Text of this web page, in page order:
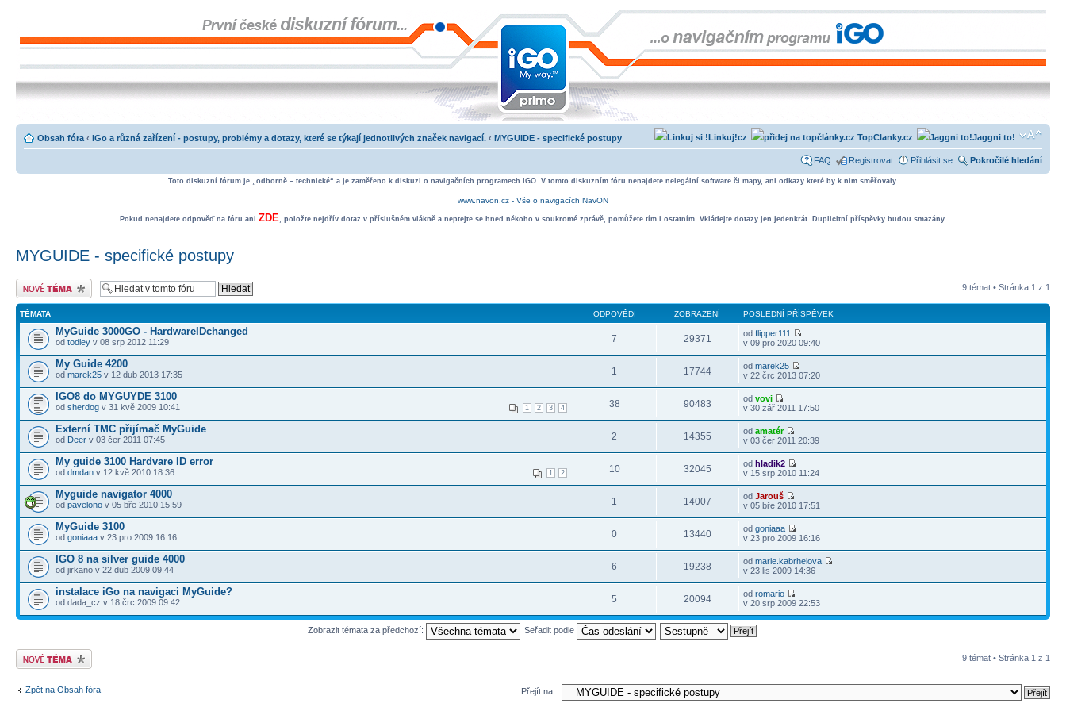
Obsah fóra ‹ iGo a různá zařízení - postupy, problémy a dotazy, které se týkají jednotlivých značek navigací. ‹ MYGUIDE - specifické postupy Jaggni to!
TopClanky.cz
Linkuj!cz
FAQ Registrovat Přihlásit se Pokročilé hledání
Toto diskuzní fórum je „odborně – technické“ a je zaměřeno k diskuzi o navigačních programech IGO. V tomto diskuzním fóru nenajdete nelegální software či mapy, ani odkazy které by k nim směřovaly.
www.navon.cz - Vše o navigacích NavON
Pokud nenajdete odpověď na fóru ani ZDE, položte nejdřív dotaz v příslušném vlákně a neptejte se hned někoho v soukromé zprávě, pomůžete tím i ostatním. Vkládejte dotazy jen jedenkrát. Duplicitní příspěvky budou smazány.
MYGUIDE - specifické postupy
Odeslat nové téma 9 témat • Stránka 1 z 1
TÉMATA ODPOVĚDI ZOBRAZENÍ POSLEDNÍ PŘÍSPĚVEK
MyGuide 3000GO - HardwareIDchanged
od todley v 08 srp 2012 11:29 7 29371 odflipper111
v 09 pro 2020 09:40
My Guide 4200
od marek25 v 12 dub 2013 17:35 1 17744 odmarek25
v 22 črc 2013 07:20
IGO8 do MYGUYDE 3100
1 2 3 4
od sherdog v 31 kvě 2009 10:41 38 90483 odvovi
v 30 zář 2011 17:50
Externí TMC přijímač MyGuide
od Deer v 03 čer 2011 07:45 2 14355 odamatér
v 03 čer 2011 20:39
My guide 3100 Hardvare ID error
1 2
od dmdan v 12 kvě 2010 18:36 10 32045 odhladik2
v 15 srp 2010 11:24
Myguide navigator 4000
od pavelono v 05 bře 2010 15:59 1 14007 odJarouš
v 05 bře 2010 17:51
MyGuide 3100
od goniaaa v 23 pro 2009 16:16 0 13440 odgoniaaa
v 23 pro 2009 16:16
IGO 8 na silver guide 4000
od jirkano v 22 dub 2009 09:44 6 19238 odmarie.kabrhelova
v 23 lis 2009 14:36
instalace iGo na navigaci MyGuide?
od dada_cz v 18 črc 2009 09:42 5 20094 odromario
v 20 srp 2009 22:53
Zobrazit témata za předchozí: Seřadit podle
Odeslat nové téma 9 témat • Stránka 1 z 1
Zpět na Obsah fóra Přejít na: